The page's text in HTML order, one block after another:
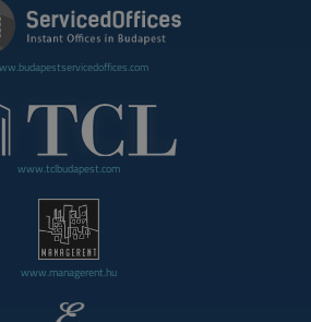
www.tclbudapest.com
www.managerent.hu